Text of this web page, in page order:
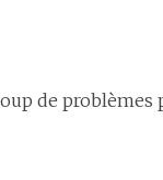
de problèmes